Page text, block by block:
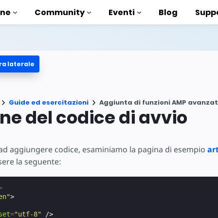
esercitazioni
con AMP
completa
AMP con dei corsi
Community Eventi Blog
laterale
Guide ed esercitazioni Aggiunta di funzioni AMP
del codice di avvio
aggiungere codice, esaminiamo la pagina di esempio
la seguente:
>
="utf-8"
/>